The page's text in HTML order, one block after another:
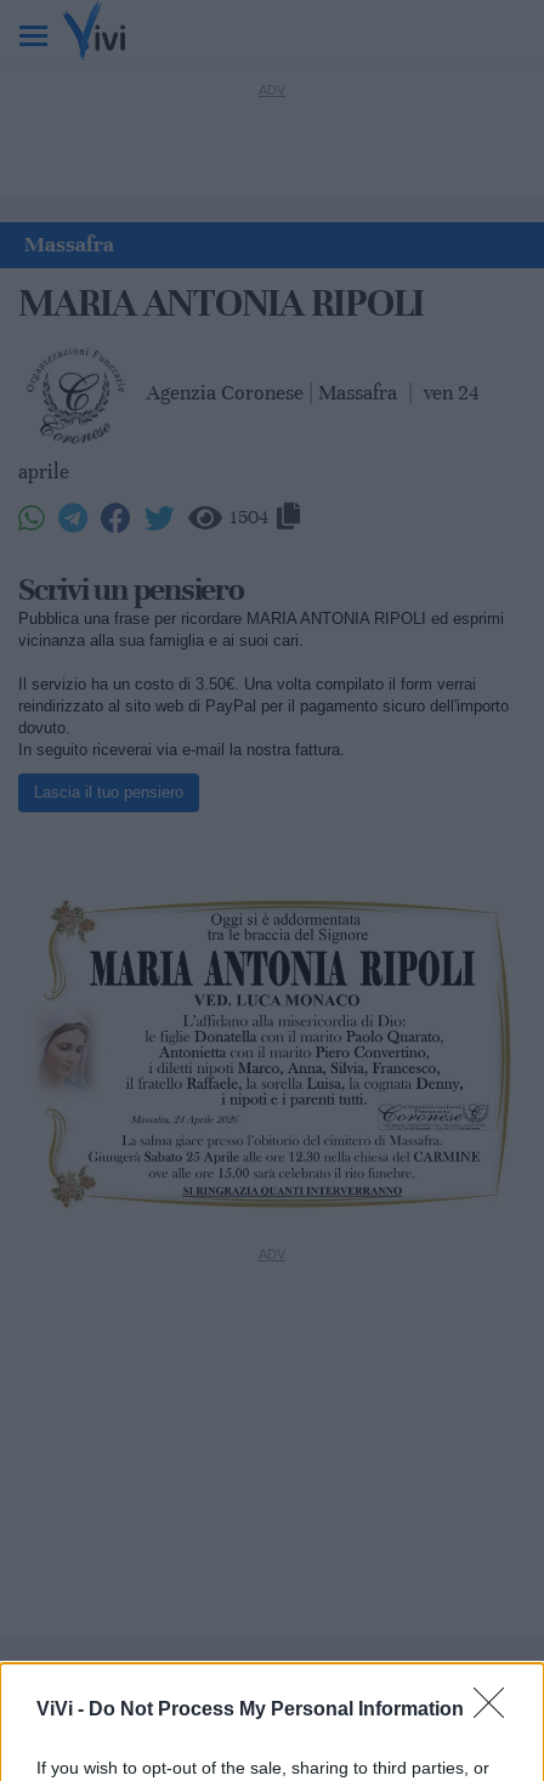
ViVi - Do Not Process My Personal Information
If you wish to opt-out of the sale, sharing to third parties, or
Massafra
MARIA ANTONIA RIPOLI
Agenzia Coronese | Massafra ven 24
aprile
1504
Scrivi un pensiero
Pubblica una frase per ricordare MARIA ANTONIA RIPOLI ed esprimi
vicinanza alla sua famiglia e ai suoi cari.
Il servizio ha un costo di 3.50€. Una volta compilato il form verrai
reindirizzato al sito web di PayPal per il pagamento sicuro dell'importo
dovuto.
In seguito riceverai via e-mail la nostra fattura.
Lascia il tuo pensiero